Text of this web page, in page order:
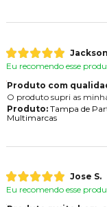
Eu recomendo esse
Produto com
O produto supri as
Produto:Tampa de
Multimarcas
Jose S.
Eu recomendo esse